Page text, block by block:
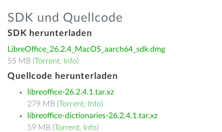
SDK und Quellcode
SDK herunterladen
LibreOffice_26.2.4_MacOS_aarch64_sdk.dmg
55 MB (Torrent, Info)
Quellcode herunterladen
libreoffice-26.2.4.1.tar.xz
279 MB (Torrent, Info)
libreoffice-dictionaries-26.2.4.1.tar.xz
59 MB (Torrent, Info)